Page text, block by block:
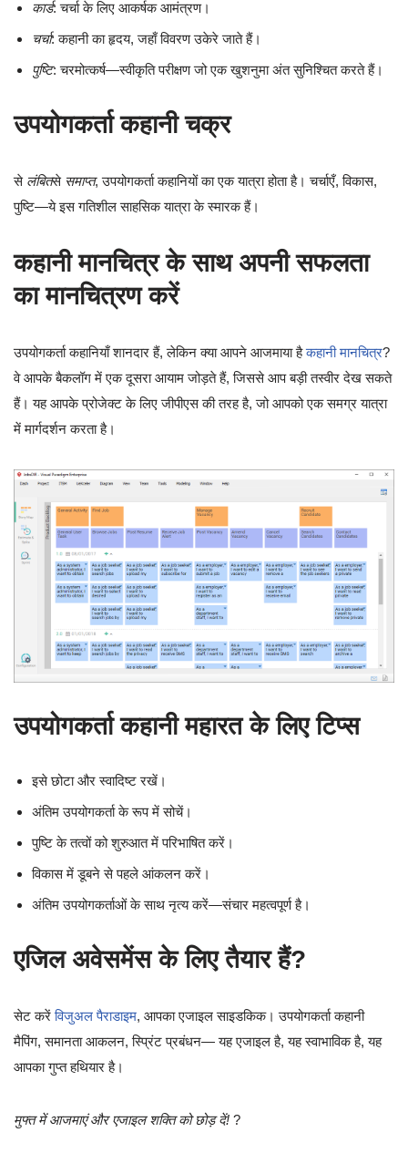
कार्ड: चर्चा के लिए आकर्षक आमंत्रण।
चर्चा: कहानी का हृदय, जहाँ विवरण उकेरे जाते हैं।
पुष्टि: चरमोत्कर्ष—स्वीकृति परीक्षण जो एक खुशनुमा अंत सुनिश्चित करते हैं।
उपयोगकर्ता कहानी चक्र
से लंबितसे समाप्त, उपयोगकर्ता कहानियों का एक यात्रा होता है। चर्चाएँ, विकास,
पुष्टि—ये इस गतिशील साहसिक यात्रा के स्मारक हैं।
कहानी मानचित्र के साथ अपनी सफलता
का मानचित्रण करें
उपयोगकर्ता कहानियाँ शानदार हैं, लेकिन क्या आपने आजमाया हैकहानी मानचित्र?
वे आपके बैकलॉग में एक दूसरा आयाम जोड़ते हैं, जिससे आप बड़ी तस्वीर देख सकते
हैं। यह आपके प्रोजेक्ट के लिए जीपीएस की तरह है, जो आपको एक समग्र यात्रा
में मार्गदर्शन करता है।
उपयोगकर्ता कहानी महारत के लिए टिप्स
इसे छोटा और स्वादिष्ट रखें।
अंतिम उपयोगकर्ता के रूप में सोचें।
पुष्टि के तत्वों को शुरुआत में परिभाषित करें।
विकास में डूबने से पहले आंकलन करें।
अंतिम उपयोगकर्ताओं के साथ नृत्य करें—संचार महत्वपूर्ण है।
एजिल अवेसमेंस के लिए तैयार हैं?
सेट करेंविजुअल पैराडाइम, आपका एजाइल साइडकिक। उपयोगकर्ता कहानी
मैपिंग, समानता आकलन, स्प्रिंट प्रबंधन— यह एजाइल है, यह स्वाभाविक है, यह
आपका गुप्त हथियार है।
मुफ्त में आजमाएं और एजाइल शक्ति को छोड़ दें! ?